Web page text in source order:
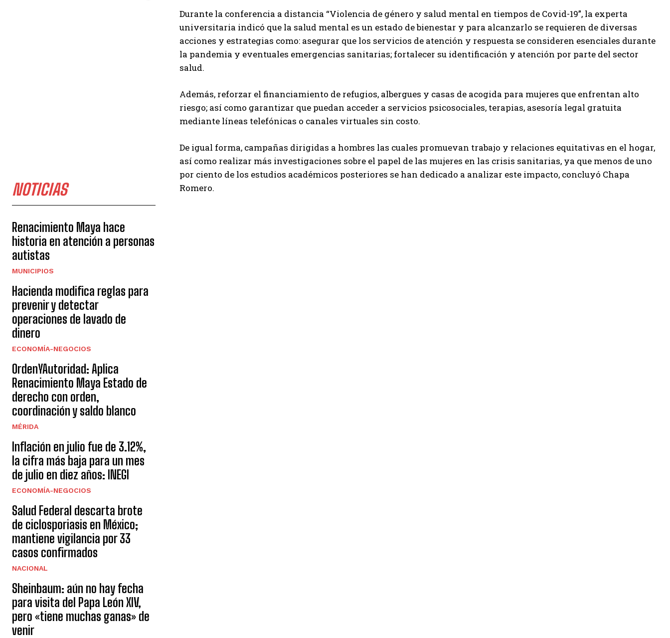
NOTICIAS
Renacimiento Maya hace
historia en atención a personas
autistas
MUNICIPIOS
Hacienda modifica reglas para
prevenir y detectar
operaciones de lavado de
dinero
ECONOMÍA-NEGOCIOS
OrdenYAutoridad: Aplica
Renacimiento Maya Estado de
derecho con orden,
coordinación y saldo blanco
MÉRIDA
Inflación en julio fue de 3.12%,
la cifra más baja para un mes
de julio en diez años: INEGI
ECONOMÍA-NEGOCIOS
Salud Federal descarta brote
de ciclosporiasis en México;
mantiene vigilancia por 33
casos confirmados
NACIONAL
Sheinbaum: aún no hay fecha
para visita del Papa León XIV,
pero «tiene muchas ganas» de
venir
Durante la conferencia a distancia “Violencia de género y salud mental en tiempos de Covid-19”, la experta
universitaria indicó que la salud mental es un estado de bienestar y para alcanzarlo se requieren de diversas
acciones y estrategias como: asegurar que los servicios de atención y respuesta se consideren esenciales durante
la pandemia y eventuales emergencias sanitarias; fortalecer su identificación y atención por parte del sector
salud.
Además, reforzar el financiamiento de refugios, albergues y casas de acogida para mujeres que enfrentan alto
riesgo; así como garantizar que puedan acceder a servicios psicosociales, terapias, asesoría legal gratuita
mediante líneas telefónicas o canales virtuales sin costo.
De igual forma, campañas dirigidas a hombres las cuales promuevan trabajo y relaciones equitativas en el hogar,
así como realizar más investigaciones sobre el papel de las mujeres en las crisis sanitarias, ya que menos de uno
por ciento de los estudios académicos posteriores se han dedicado a analizar este impacto, concluyó Chapa
Romero.